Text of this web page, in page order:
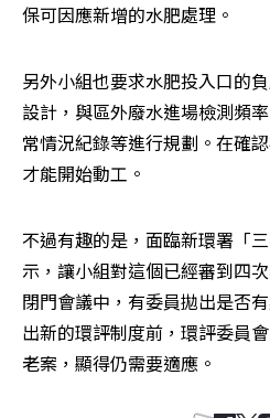
保可因應新增的水肥處理。
另外小組也要求水肥投入口的
設計，與區外廢水進場檢測頻
常情況紀錄等進行規劃。在確
才能開始動工。
不過有趣的是，面臨新環署「
示，讓小組對這個已經審到四
閉門會議中，有委員拋出是否
出新的環評制度前，環評委員
老案，顯得仍需要適應。